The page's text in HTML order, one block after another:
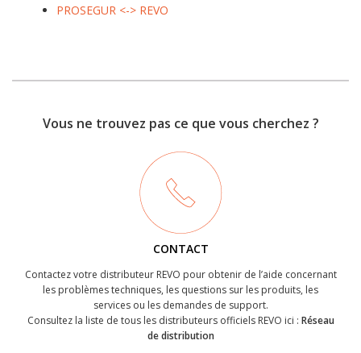
PROSEGUR <-> REVO
Vous ne trouvez pas ce que vous cherchez ?
CONTACT
Contactez votre distributeur REVO pour obtenir de l’aide concernant
les problèmes techniques, les questions sur les produits, les
services ou les demandes de support.
Consultez la liste de tous les distributeurs officiels REVO ici : Réseau
de distribution